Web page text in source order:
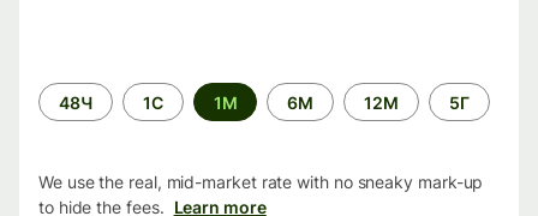
Time
period
48Ч 1С 1М 6М 12М 5Г
We use the real, mid-market rate with no sneaky mark-up
to hide the fees. Learn more